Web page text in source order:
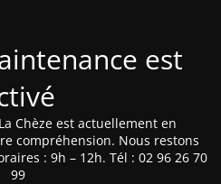
est
Chèze est actuellement en
compréhension. Nous restons
: 9h – 12h. Tél : 02 96 26 70
99